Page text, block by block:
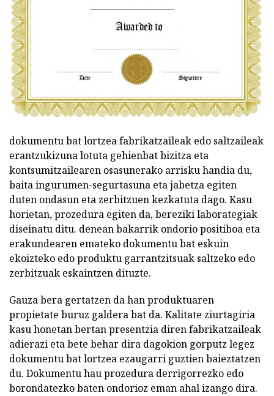
dokumentu bat lortzea fabrikatzaileak edo saltzaileak
erantzukizuna lotuta gehienbat bizitza eta
kontsumitzailearen osasunerako arrisku handia du,
baita ingurumen-segurtasuna eta jabetza egiten
duten ondasun eta zerbitzuen kezkatuta dago. Kasu
horietan, prozedura egiten da, bereziki laborategiak
diseinatu ditu. denean bakarrik ondorio positiboa eta
erakundearen emateko dokumentu bat eskuin
ekoizteko edo produktu garrantzitsuak saltzeko edo
zerbitzuak eskaintzen dituzte.
Gauza bera gertatzen da han produktuaren
propietate buruz galdera bat da. Kalitate ziurtagiria
kasu honetan bertan presentzia diren fabrikatzaileak
adierazi eta bete behar dira dagokion gorputz legez
dokumentu bat lortzea ezaugarri guztien baieztatzen
du. Dokumentu hau prozedura derrigorrezko edo
borondatezko baten ondorioz eman ahal izango dira.